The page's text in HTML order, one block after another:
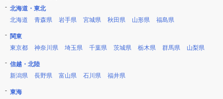
北海道・東北
北海道
青森県 岩手県 宮城県 秋田県 山形県 福島県
関東
東京都
神奈川県 埼玉県 千葉県 茨城県 栃木県 群馬県 山梨県
信越・北陸
新潟県
長野県 富山県 石川県 福井県
東海